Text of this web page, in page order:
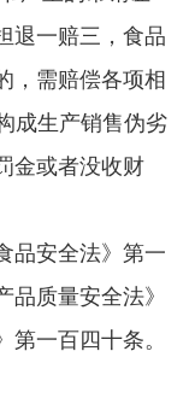
退一赔三，食品
，需赔偿各项相
成生产销售伪劣
金或者没收财
品安全法》第一
质量安全法》
一百四十条。